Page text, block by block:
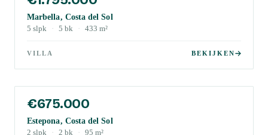
Marbella, Costa del Sol
5 slpk · 5 bk · 433 m²
VILLA BEKIJKEN
€675.000
Estepona, Costa del Sol
2 slpk · 2 bk · 95 m²